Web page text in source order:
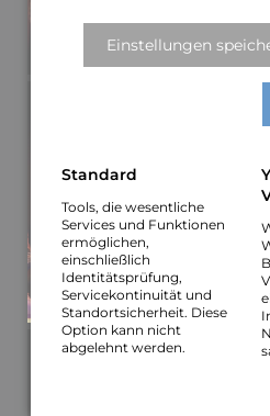
Einstellungen
Standard
Tools, die wesentliche
Services und Funktionen
ermöglichen,
einschließlich
Identitätsprüfung,
Servicekontinuität und
Standortsicherheit. Diese
Option kann nicht
abgelehnt werden.